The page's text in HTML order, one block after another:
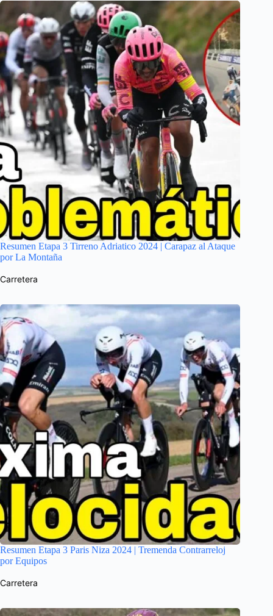
Resumen Etapa 3 Tirreno Adriatico 2024 | Carapaz al Ataque
por La Montaña
Carretera
Resumen Etapa 3 Paris Niza 2024 | Tremenda Contrarreloj
por Equipos
Carretera